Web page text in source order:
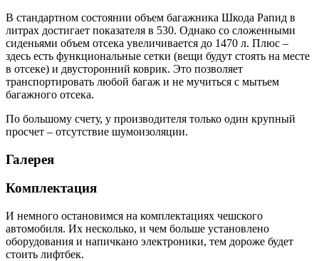
В стандартном состоянии объем багажника Шкода Рапид в
литрах достигает показателя в 530. Однако со сложенными
сиденьями объем отсека увеличивается до 1470 л. Плюс –
здесь есть функциональные сетки (вещи будут стоять на месте
в отсеке) и двусторонний коврик. Это позволяет
транспортировать любой багаж и не мучиться с мытьем
багажного отсека.
По большому счету, у производителя только один крупный
просчет – отсутствие шумоизоляции.
Галерея
Комплектация
И немного остановимся на комплектациях чешского
автомобиля. Их несколько, и чем больше установлено
оборудования и напичкано электроники, тем дороже будет
стоить лифтбек.